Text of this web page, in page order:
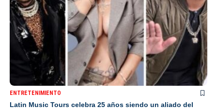
ENTRETENIMIENTO
Latin Music Tours celebra 25 años siendo un aliado del